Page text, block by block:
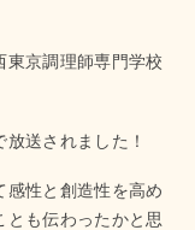
東京調理師専門学校
送されました！
感性と創造性を高め
とも伝わったかと思